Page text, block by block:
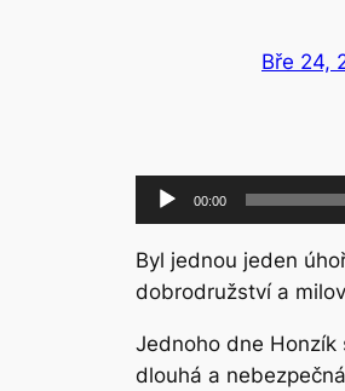
Bře 24,
Audio
přehrávač
00:00
Byl jednou jeden
dobrodružství a
Jednoho dne
dlouhá a